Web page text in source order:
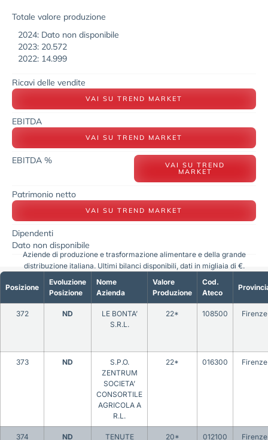
Totale valore produzione
2024: Dato non disponibile
2023: 20.572
2022: 14.999
Ricavi delle vendite
VAI SU TREND MARKET
EBITDA
VAI SU TREND MARKET
EBITDA % VAI SU TREND
MARKET
Patrimonio netto
VAI SU TREND MARKET
Dipendenti
Dato non disponibile
Posizione
Evoluzione
Posizione
Nome
Azienda
Valore
Produzione
Cod.
Ateco
372 ND
LE BONTA’
S.R.L.
22* 108500 Firenze
373 ND
S.P.O.
ZENTRUM
SOCIETA’
CONSORTILE
AGRICOLA A
R.L.
22* 016300 Firenze
374 ND
TENUTE
20* 012100 Firenze
Aziende di produzione e trasformazione alimentare e della grande
distribuzione italiana. Ultimi bilanci disponibili, dati in migliaia di €.